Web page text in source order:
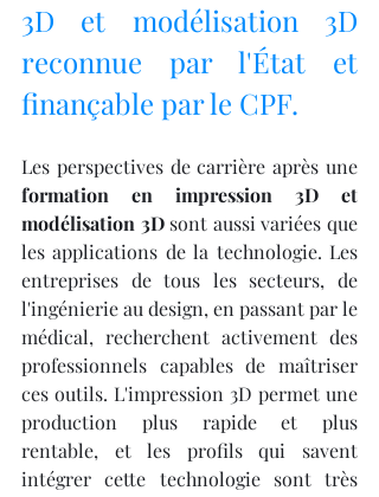
3D et modélisation 3D
reconnue par l'État et
finançable par le CPF.
formation en impression 3D et
modélisation 3D sont aussi variées que
les applications de la technologie. Les
entreprises de tous les secteurs, de
l'ingénierie au design, en passant par le
médical, recherchent activement des
professionnels capables de maîtriser
ces outils. L'impression 3D permet une
production plus rapide et plus
rentable, et les profils qui savent
intégrer cette technologie sont très